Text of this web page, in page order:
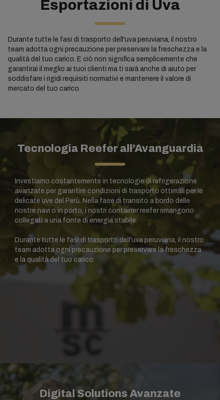
Esportazioni di Uva
Durante tutte le fasi di trasporto dell'uva peruviana, il nostro
team adotta ogni precauzione per preservare la freschezza e la
qualità del tuo carico. E ciò non significa semplicemente che
garantirai il meglio ai tuoi clienti ma ti sarà anche di aiuto per
soddisfare i rigidi requisiti normativi e mantenere il valore di
mercato del tuo carico.
Tecnologia Reefer all’Avanguardia
Investiamo costantemente in tecnologie di refrigerazione
avanzate per garantire condizioni di trasporto ottimali per le
delicate uve del Perù. Nella fase di transito a bordo delle
nostre navi o in porto, i nostri container reefer rimangono
collegati a una fonte di energia stabile.
Durante tutte le fasi di trasporto dell'uva peruviana, il nostro
team adotta ogni precauzione per preservare la freschezza
e la qualità del tuo carico.
Digital Solutions Avanzate